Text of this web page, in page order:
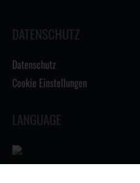
DATENSCHUTZ
Datenschutz
Cookie Einstellungen
LANGUAGE